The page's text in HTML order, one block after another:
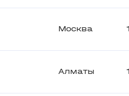
Москва
Алматы